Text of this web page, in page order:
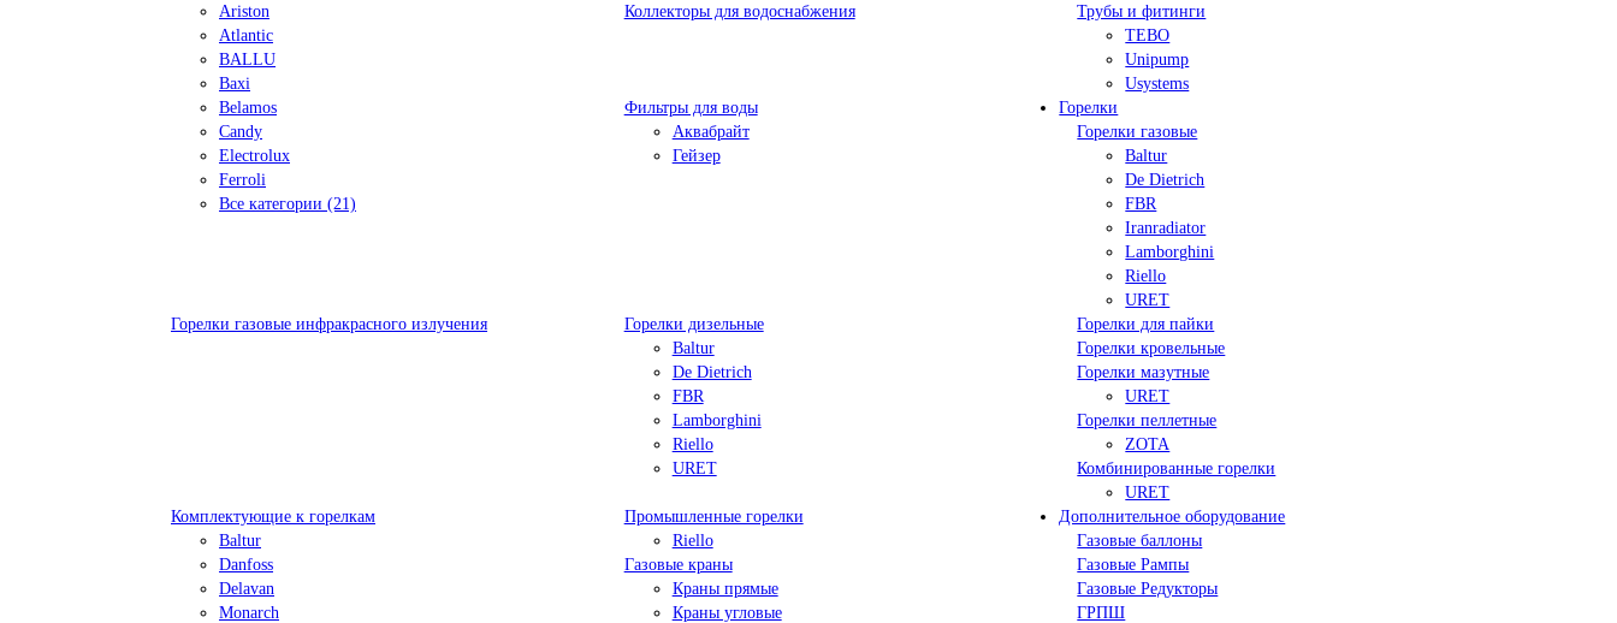
Ariston
Atlantic
BALLU
Baxi
Belamos
Candy
Electrolux
Ferroli
Все категории (21)
Коллекторы для водоснабжения
Трубы и фитинги
TEBO
Unipump
Usystems
Фильтры для воды
Аквабрайт
Гейзер
Горелки
Горелки газовые
Baltur
De Dietrich
FBR
Iranradiator
Lamborghini
Riello
URET
Горелки газовые инфракрасного излучения
Горелки дизельные
Baltur
De Dietrich
FBR
Lamborghini
Riello
URET
Горелки для пайки
Горелки кровельные
Горелки мазутные
URET
Горелки пеллетные
ZOTA
Комбинированные горелки
URET
Комплектующие к горелкам
Baltur
Danfoss
Delavan
Monarch
Промышленные горелки
Riello
Дополнительное оборудование
Газовые баллоны
Газовые краны
Краны прямые
Краны угловые
Газовые Рампы
Газовые Редукторы
ГРПШ